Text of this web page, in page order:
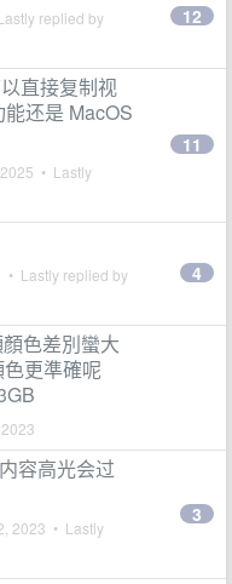
replied by 12
直接复制视
还是 MacOS
• Lastly
11
• Lastly replied by 4
色差別蠻大
更準確呢
容高光会过
2023 • Lastly
3